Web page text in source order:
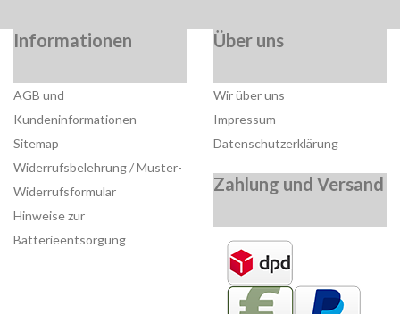
Informationen
AGB und
Kundeninformationen
Sitemap
Widerrufsbelehrung / Muster-
Widerrufsformular
Hinweise zur
Batterieentsorgung
Über uns
Wir über uns
Impressum
Datenschutzerklärung
Zahlung und Versand